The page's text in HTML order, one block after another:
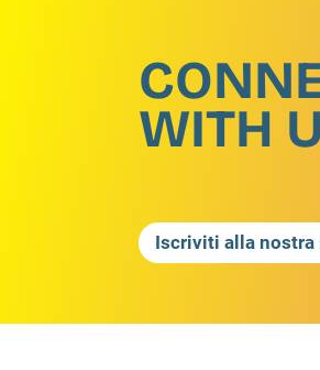
WITH
Iscriviti alla nostra